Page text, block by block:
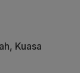
Kuasa